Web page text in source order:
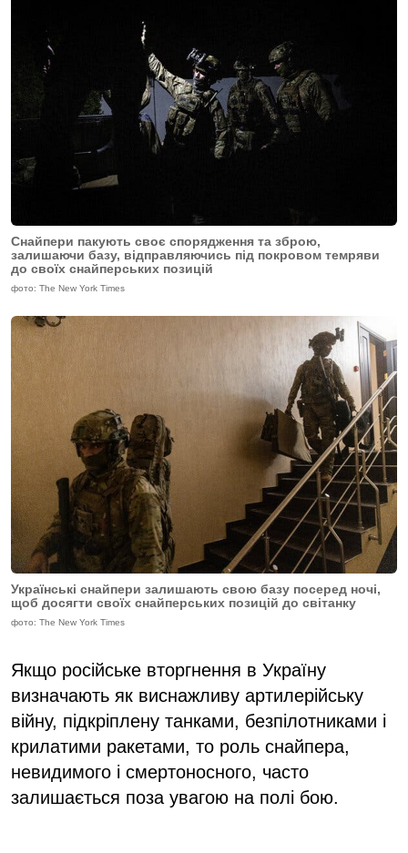
Снайпери пакують своє спорядження та зброю,
залишаючи базу, відправляючись під покровом темряви
до своїх снайперських позицій
фото: The New York Times
Українські снайпери залишають свою базу посеред ночі,
щоб досягти своїх снайперських позицій до світанку
фото: The New York Times
Якщо російське вторгнення в Україну
визначають як виснажливу артилерійську
війну, підкріплену танками, безпілотниками і
крилатими ракетами, то роль снайпера,
невидимого і смертоносного, часто
залишається поза увагою на полі бою.